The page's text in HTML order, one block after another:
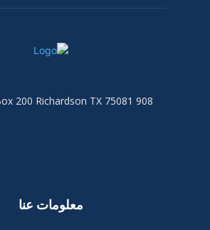
908 Audelia Rd Ste 200 Box 200 Richardson TX 75081
معلومات عنا